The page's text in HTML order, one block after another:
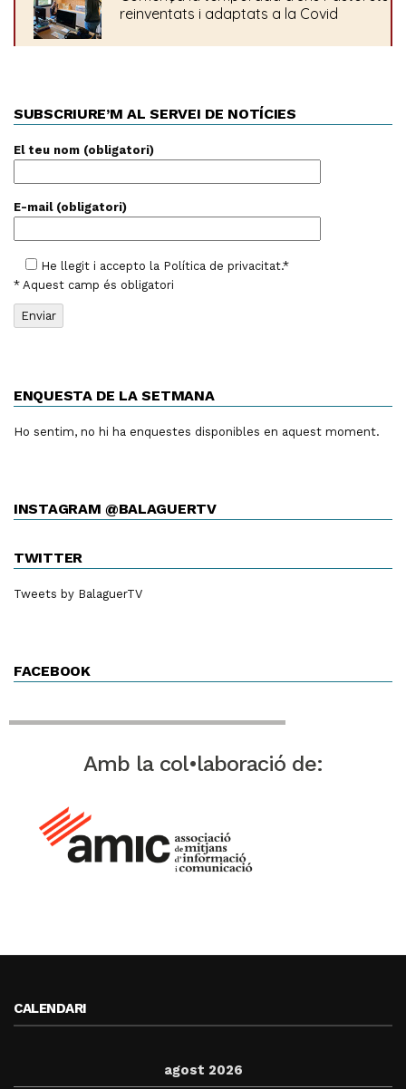
SUBSCRIURE’M AL SERVEI DE NOTÍCIES
El teu nom (obligatori)
E-mail (obligatori)
He llegit i accepto la Política de privacitat.*
* Aquest camp és obligatori
ENQUESTA DE LA SETMANA
Ho sentim, no hi ha enquestes disponibles en aquest moment.
INSTAGRAM @BALAGUERTV
TWITTER
Tweets by BalaguerTV
FACEBOOK
Amb la col•laboració de:
CALENDARI
agost 2026